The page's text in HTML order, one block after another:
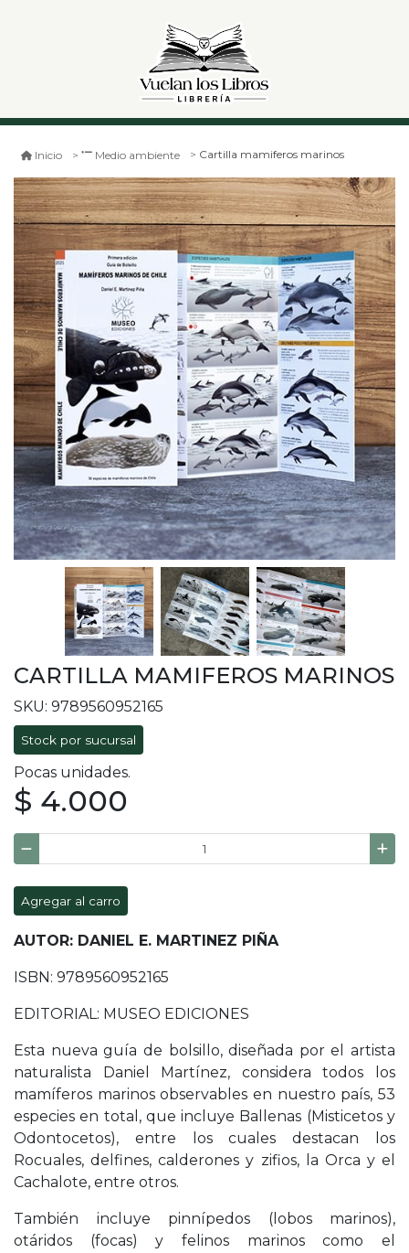
Inicio Medio ambiente Cartilla mamiferos marinos
CARTILLA MAMIFEROS MARINOS
SKU: 9789560952165
Stock por sucursal
Pocas unidades.
$ 4.000
Agregar al carro
AUTOR: DANIEL E. MARTINEZ PIÑA
ISBN: 9789560952165
EDITORIAL: MUSEO EDICIONES
Esta nueva guía de bolsillo, diseñada por el artista
naturalista Daniel Martínez, considera todos los
mamíferos marinos observables en nuestro país, 53
especies en total, que incluye Ballenas (Misticetos y
Odontocetos), entre los cuales destacan los
Rocuales, delfines, calderones y zifios, la Orca y el
Cachalote, entre otros.
También incluye pinnípedos (lobos marinos),
otáridos (focas) y felinos marinos como el